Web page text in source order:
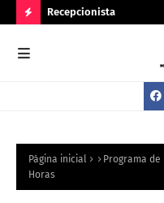
O
V
Recepcionista
Página inicial
Programa de
Horas